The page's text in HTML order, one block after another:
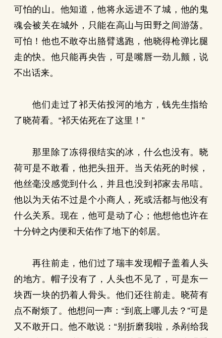
可怕的山。他知道，他将永远进不了城，他的鬼
魂会被关在城外，只能在高山与田野之间游荡。
可怕！他也不敢夺出胳臂逃跑，他晓得枪弹比腿
走的快。他只能再央告，可是嘴唇一劲儿颤，说
不出话来。
他们走过了祁天佑投河的地方，钱先生指给
了晓荷看。“祁天佑死在了这里！”
那里除了冻得很结实的冰，什么也没有。晓
荷可是不敢看，他把头扭开。当天佑死的时候，
他丝毫没感觉到什么，并且也没到祁家去吊唁。
他以为天佑不过是个小商人，死或活都与他没有
什么关系。现在，他可是动了心；他想他也许在
十分钟之内便和天佑作了地下的邻居。
再往前走，他们过了瑞丰发现帽子盖着人头
的地方。帽子没有了，人头也不见了，可是东一
块西一块的扔着人骨头。他们还往前走。晓荷有
点不耐烦了。他想问一声：“到底上哪儿去？”可是
又不敢开口。他不敢说：“别折磨我啦，杀剐给我